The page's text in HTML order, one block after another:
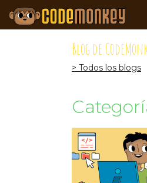
Blog de
> Todos los blogs